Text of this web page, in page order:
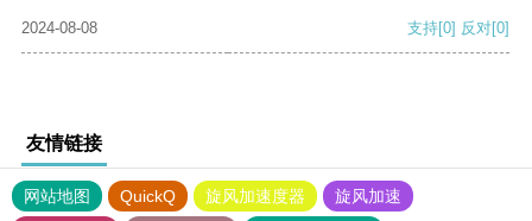
2024-08-08 支持[0] 反对[0]
友情链接
网站地图 QuickQ 旋风加速度器
旋风加速